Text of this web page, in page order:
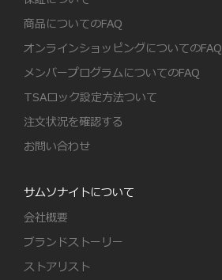
商品についてのFAQ
オンラインショッピングについてのFAQ
メンバープログラムについてのFAQ
TSAロック設定方法ついて
注文状況を確認する
お問い合わせ
サムソナイトについて
会社概要
ブランドストーリー
ストアリスト